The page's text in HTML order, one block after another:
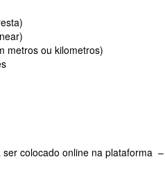
metros ou kilometros)
ser colocado online na plataforma